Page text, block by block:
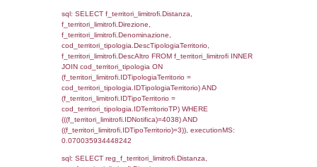
0.00062894821166992
sql: SELECT el_nazioni.DescIT,
FROM f_confini_stato INNER JOIN
f_confini_stato.IDStato = el_nazioni.IDStato
f_confini_stato.IDNotifica = 4038;,
0.00042390823364258
sql: SELECT el_nazioni.DescIT,
reg_f_confini_stato.Distanza FROM